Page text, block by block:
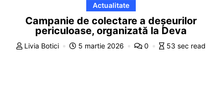
Actualitate
Campanie de colectare a deșeurilor
periculoase, organizată la Deva
Livia Botici 5 martie 2026 0 53 sec read